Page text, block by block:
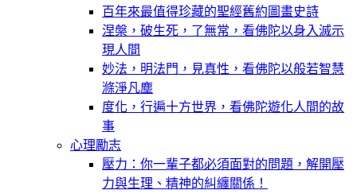
百年來最值得珍藏的聖經舊約圖畫史詩
涅槃，破生死，了無常，看佛陀以身入滅示
現人間
妙法，明法門，見真性，看佛陀以般若智慧
滌淨凡塵
度化，行遍十方世界，看佛陀遊化人間的故
事
心理勵志
壓力：你一輩子都必須面對的問題，解開壓
力與生理、精神的糾纏關係！